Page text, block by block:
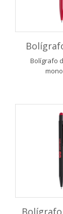
Bolígrafo